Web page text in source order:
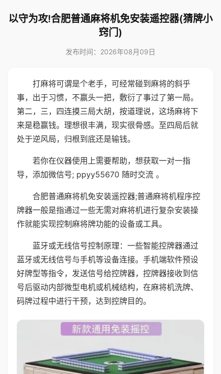
以守为攻!合肥普通麻将机免安装遥控器(猜牌小
窍门)
发布时间：2026年08月09日
打麻将可谓是个老手，可经常碰到麻将的斜乎
事，出于习惯，不赢头一把，敷衍了事过了第一局。
第二，三，四连摸三局大胡，按道理说，这场麻将下
来是稳赢钱。理想很丰满，现实很骨感。至四局后就
处于逆风局，归根到底还是输钱。
若你在仪器使用上需要帮助，想获取一对一指
导，添加微信号; ppyy55670 随时交流 。
合肥普通麻将机免安装遥控器;普通麻将机程序控
牌器一般是指通过一些无需对麻将机进行复杂安装操
作就能实现控制麻将牌功能的设备或工具。
蓝牙或无线信号控制原理：一些智能控牌器通过
蓝牙或无线信号与手机等设备连接。手机端软件预设
好牌型等指令，发送信号给控牌器，控牌器接收到信
号后驱动内部微型电机或机械结构，在麻将机洗牌、
码牌过程中进行干预，达到控牌目的。